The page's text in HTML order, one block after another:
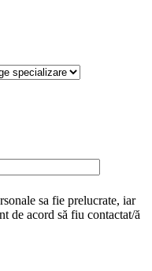
sa fie prelucrate, iar
de acord să fiu contactat/ă